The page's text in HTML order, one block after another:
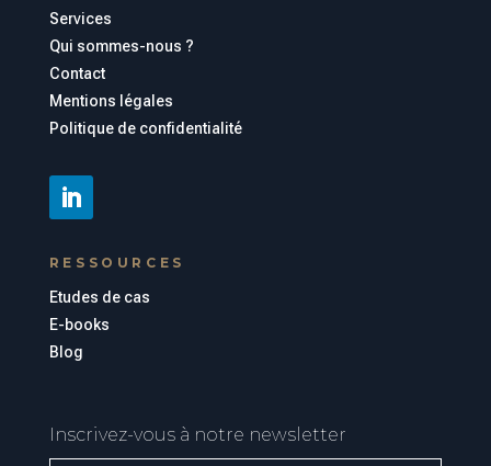
Services
Qui sommes-nous ?
Contact
Mentions légales
Politique de confidentialité
RESSOURCES
Etudes de cas
E-books
Blog
Inscrivez-vous à notre newsletter